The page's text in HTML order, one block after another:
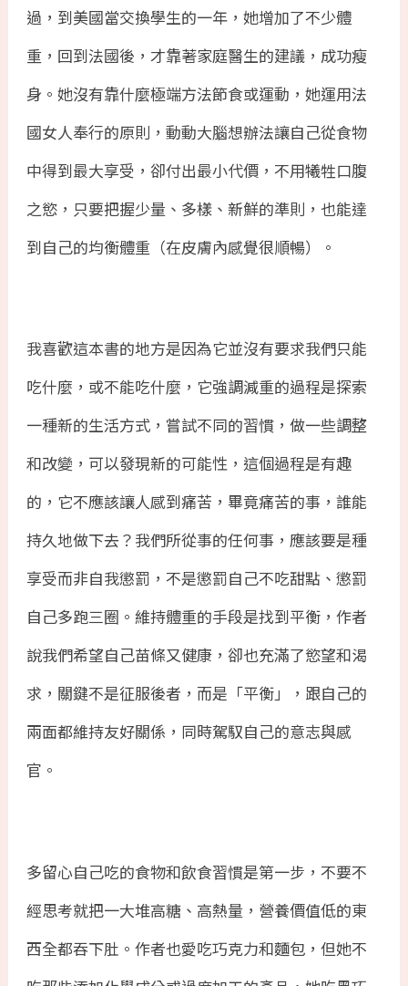
過，到美國當交換學生的一年，她增加了不少體
重，回到法國後，才靠著家庭醫生的建議，成功瘦
身。她沒有靠什麼極端方法節食或運動，她運用法
國女人奉行的原則，動動大腦想辦法讓自己從食物
中得到最大享受，卻付出最小代價，不用犧牲口腹
之慾，只要把握少量、多樣、新鮮的準則，也能達
到自己的均衡體重（在皮膚內感覺很順暢）。
我喜歡這本書的地方是因為它並沒有要求我們只能
吃什麼，或不能吃什麼，它強調減重的過程是探索
一種新的生活方式，嘗試不同的習慣，做一些調整
和改變，可以發現新的可能性，這個過程是有趣
的，它不應該讓人感到痛苦，畢竟痛苦的事，誰能
持久地做下去？我們所從事的任何事，應該要是種
享受而非自我懲罰，不是懲罰自己不吃甜點、懲罰
自己多跑三圈。維持體重的手段是找到平衡，作者
說我們希望自己苗條又健康，卻也充滿了慾望和渴
求，關鍵不是征服後者，而是「平衡」，跟自己的
兩面都維持友好關係，同時駕馭自己的意志與感
官。
多留心自己吃的食物和飲食習慣是第一步，不要不
經思考就把一大堆高糖、高熱量，營養價值低的東
西全都吞下肚。作者也愛吃巧克力和麵包，但她不